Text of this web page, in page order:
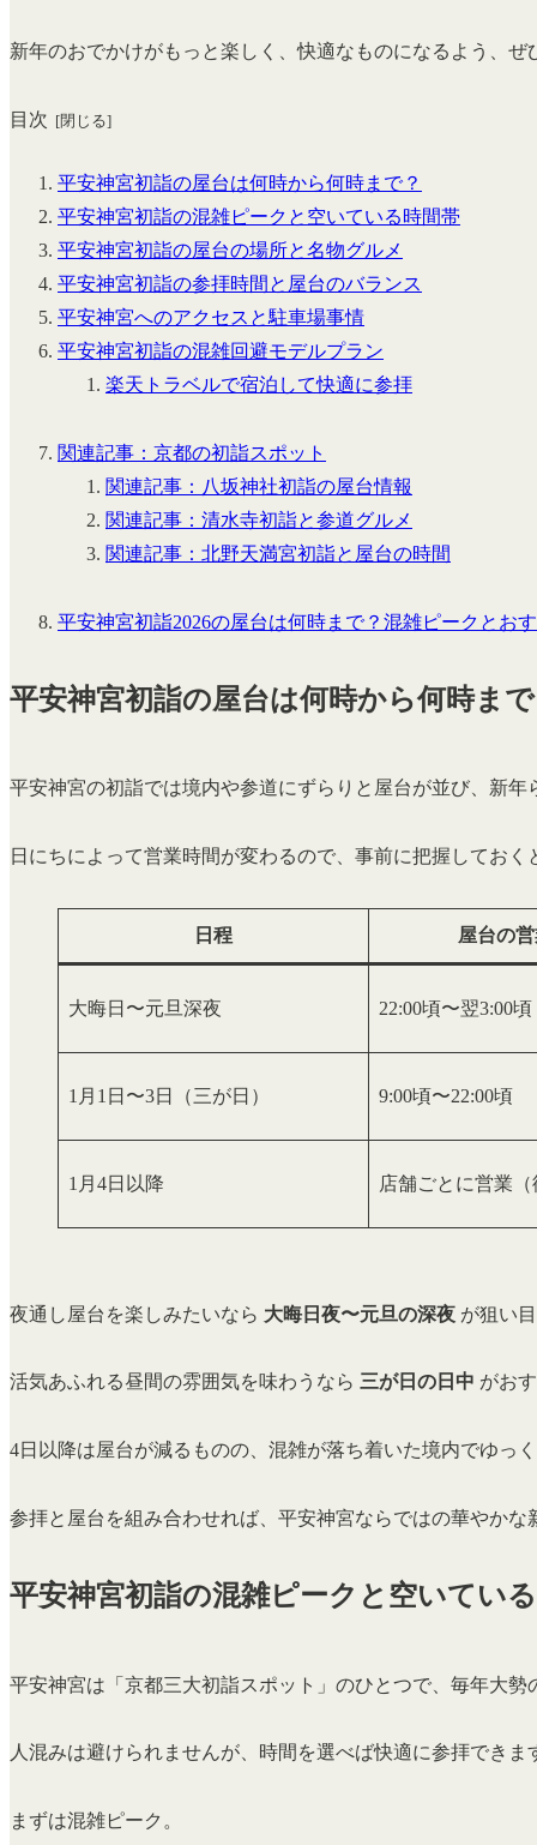
新年のおでかけがもっと楽しく、快適なものになるよう、ぜ
目次
平安神宮初詣の屋台は何時から何時まで？
平安神宮初詣の混雑ピークと空いている時間帯
平安神宮初詣の屋台の場所と名物グルメ
平安神宮初詣の参拝時間と屋台のバランス
平安神宮へのアクセスと駐車場事情
平安神宮初詣の混雑回避モデルプラン
楽天トラベルで宿泊して快適に参拝
関連記事：京都の初詣スポット
関連記事：八坂神社初詣の屋台情報
関連記事：清水寺初詣と参道グルメ
関連記事：北野天満宮初詣と屋台の時間
平安神宮初詣2026の屋台は何時まで？混雑ピークとお
平安神宮初詣の屋台は何時から何時ま
平安神宮の初詣では境内や参道にずらりと屋台が並び、新年
日にちによって営業時間が変わるので、事前に把握しておく
日程 屋台の
大晦日〜元旦深夜 22:00頃〜翌3:00頃
1月1日〜3日（三が日） 9:00頃〜22:00頃
1月4日以降 店舗ごとに営業
夜通し屋台を楽しみたいなら 大晦日夜〜元旦の深夜 が狙い
活気あふれる昼間の雰囲気を味わうなら 三が日の日中 がお
4日以降は屋台が減るものの、混雑が落ち着いた境内でゆっ
参拝と屋台を組み合わせれば、平安神宮ならではの華やかな
平安神宮初詣の混雑ピークと空いてい
平安神宮は「京都三大初詣スポット」のひとつで、毎年大勢
人混みは避けられませんが、時間を選べば快適に参拝できま
まずは混雑ピーク。